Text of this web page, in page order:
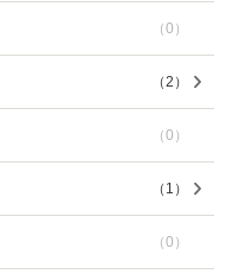
（0 ）
（2 ）
（0 ）
（ 1 ）
（0 ）